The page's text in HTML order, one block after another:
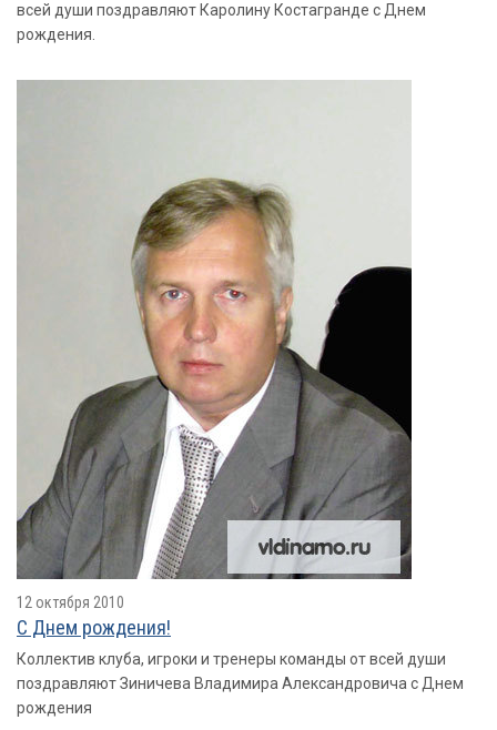
всей души поздравляют Каролину Костагранде с Днем
рождения.
12 октября 2010
С Днем рождения!
Коллектив клуба, игроки и тренеры команды от всей души
поздравляют Зиничева Владимира Александровича с Днем
рождения